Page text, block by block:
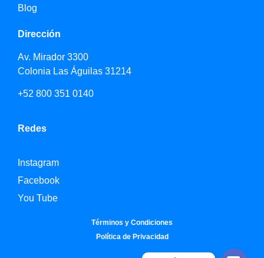
Blog
Dirección
Av. Mirador 3300
Colonia Las Águilas 31214
+52 800 351 0140
Redes
Instagram
Facebook
You Tube
Términos y Condiciones
Política de Privacidad